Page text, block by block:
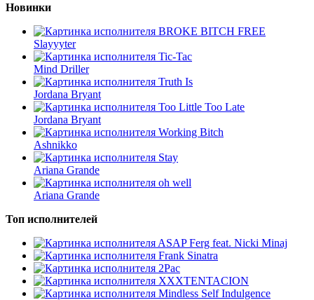
Новинки
BROKE BITCH FREE
Slayyyter
Tic-Tac
Mind Driller
Truth Is
Jordana Bryant
Too Little Too Late
Jordana Bryant
Working Bitch
Ashnikko
Stay
Ariana Grande
oh well
Ariana Grande
Топ исполнителей
ASAP Ferg feat. Nicki Minaj
Frank Sinatra
2Pac
XXXTENTACION
Mindless Self Indulgence